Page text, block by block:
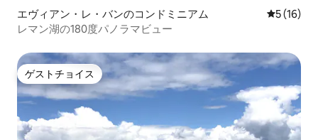
エヴィアン・レ・バンのコンドミニアム レビュー
5 (16)
レマン湖の180度パノラマビュー
ゲストチョイス
ゲストチョイス